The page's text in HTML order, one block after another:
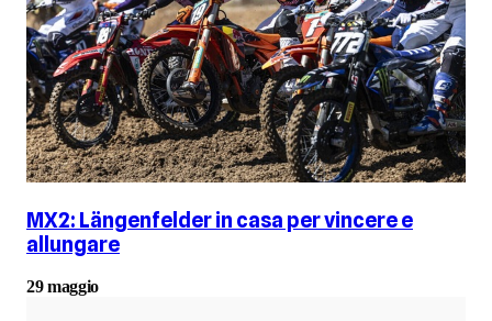
MX2: Längenfelder in casa per vincere e
allungare
29 maggio